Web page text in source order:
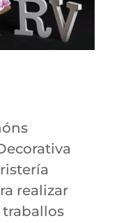
realizar